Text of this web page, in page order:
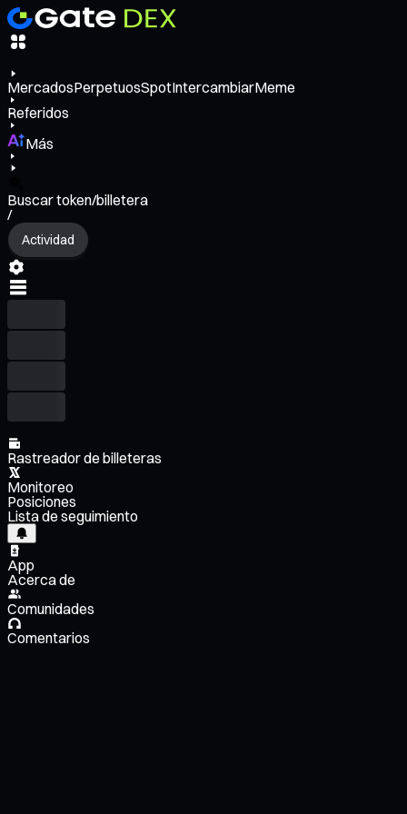
MercadosPerpetuosSpotIntercambiarMeme
Referidos
Más
Buscar token/billetera
/
Actividad
Rastreador de billeteras
Monitoreo
Posiciones
Lista de seguimiento
App
Acerca de
Comunidades
Comentarios